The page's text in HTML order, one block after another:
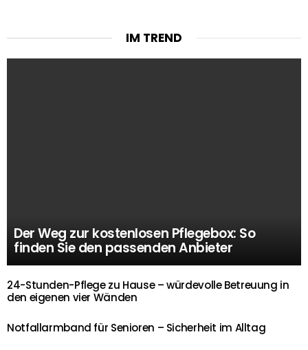
IM TREND
Der Weg zur kostenlosen Pflegebox: So
finden Sie den passenden Anbieter
24-Stunden-Pflege zu Hause – würdevolle Betreuung in
den eigenen vier Wänden
Notfallarmband für Senioren – Sicherheit im Alltag